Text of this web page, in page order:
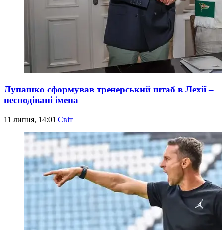
Лупашко сформував тренерський штаб в Лехії –
несподівані імена
11 липня, 14:01 Світ